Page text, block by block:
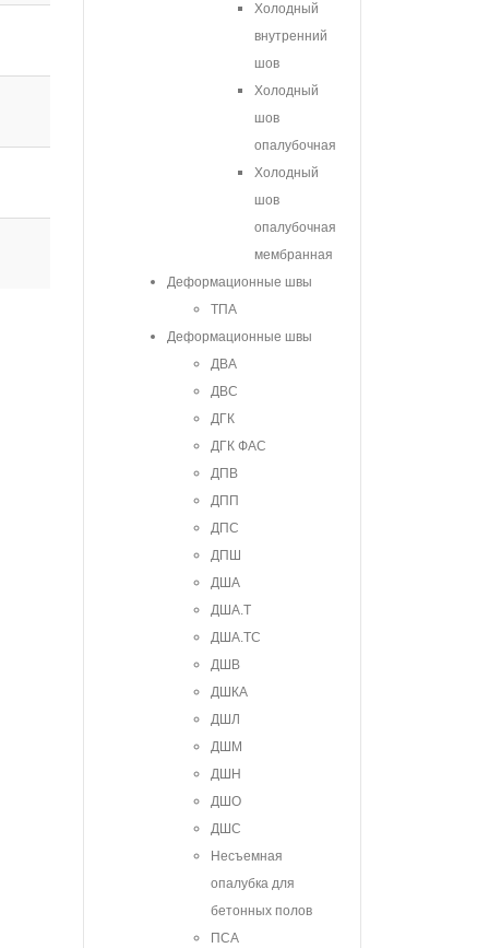
Холодный
внутренний
шов
Холодный
шов
опалубочная
Холодный
шов
опалубочная
мембранная
Деформационные швы
ТПА
Деформационные швы
ДВА
ДВС
ДГК
ДГК ФАС
ДПВ
ДПП
ДПС
ДПШ
ДША
ДША.Т
ДША.ТС
ДШВ
ДШКА
ДШЛ
ДШМ
ДШН
ДШО
ДШС
Несъемная
опалубка для
бетонных полов
ПСА